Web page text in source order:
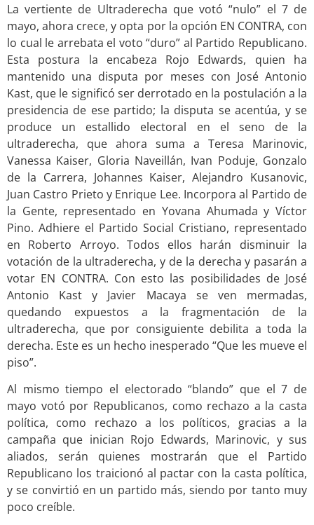
La vertiente de Ultraderecha que votó “nulo” el 7 de
mayo, ahora crece, y opta por la opción EN CONTRA, con
lo cual le arrebata el voto “duro” al Partido Republicano.
Esta postura la encabeza Rojo Edwards, quien ha
mantenido una disputa por meses con José Antonio
Kast, que le significó ser derrotado en la postulación a la
presidencia de ese partido; la disputa se acentúa, y se
produce un estallido electoral en el seno de la
ultraderecha, que ahora suma a Teresa Marinovic,
Vanessa Kaiser, Gloria Naveillán, Ivan Poduje, Gonzalo
de la Carrera, Johannes Kaiser, Alejandro Kusanovic,
Juan Castro Prieto y Enrique Lee. Incorpora al Partido de
la Gente, representado en Yovana Ahumada y Víctor
Pino. Adhiere el Partido Social Cristiano, representado
en Roberto Arroyo. Todos ellos harán disminuir la
votación de la ultraderecha, y de la derecha y pasarán a
votar EN CONTRA. Con esto las posibilidades de José
Antonio Kast y Javier Macaya se ven mermadas,
quedando expuestos a la fragmentación de la
ultraderecha, que por consiguiente debilita a toda la
derecha. Este es un hecho inesperado “Que les mueve el
piso”.
Al mismo tiempo el electorado “blando” que el 7 de
mayo votó por Republicanos, como rechazo a la casta
política, como rechazo a los políticos, gracias a la
campaña que inician Rojo Edwards, Marinovic, y sus
aliados, serán quienes mostrarán que el Partido
Republicano los traicionó al pactar con la casta política,
y se convirtió en un partido más, siendo por tanto muy
poco creíble.